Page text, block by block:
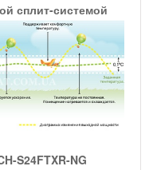
сплит-системой
S24FTXR-NG